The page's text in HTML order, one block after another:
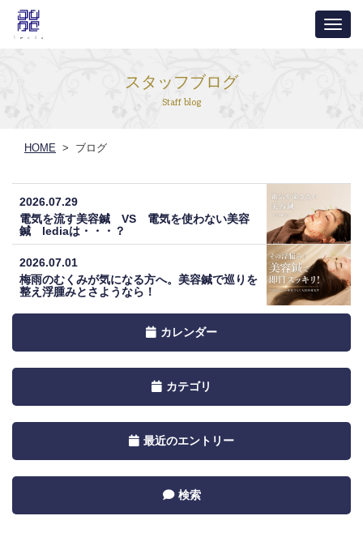
ナ
ビ
スタッフブログ
Staff blog
HOME > ブログ
2026.07.29
電気を流す美容鍼 VS 電気を使わない美容
鍼 lediaは・・・？
2026.07.01
梅雨のむくみが気になる方へ。美容鍼で巡りを
整え浮腫みとさようなら！
Toggle
navigation
カレンダー
Toggle
navigation
カテゴリ
Toggle
navigation
最近のエントリー
Toggle
navigation
検索